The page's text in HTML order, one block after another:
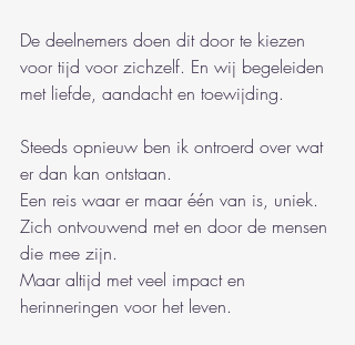
De deelnemers doen dit door te kiezen
voor tijd voor zichzelf. En wij begeleiden
met liefde, aandacht en toewijding.
Steeds opnieuw ben ik ontroerd over wat
er dan kan ontstaan.
Een reis waar er maar één van is, uniek.
Zich ontvouwend met en door de mensen
die mee zijn.
Maar altijd met veel impact en
herinneringen voor het leven.